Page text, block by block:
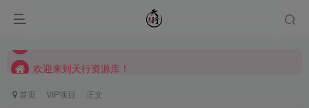
欢迎来到天行资源库！
首页 VIP项目 正文